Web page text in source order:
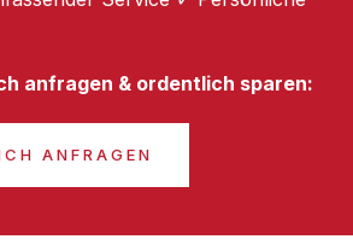
anfragen & ordentlich sparen:
ANFRAGEN